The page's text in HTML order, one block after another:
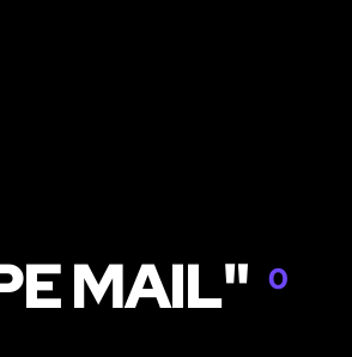
MAIL" 0